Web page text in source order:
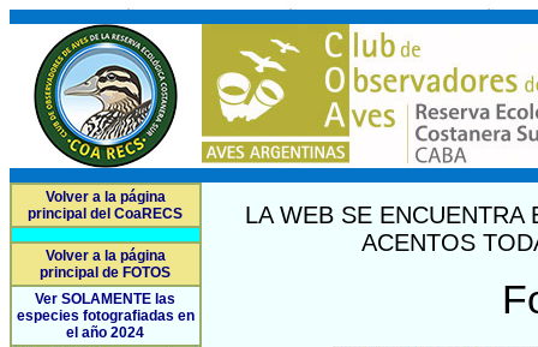
Volver a la página
principal del CoaRECS
Volver a la página
principal de FOTOS
Ver SOLAMENTE las
especies fotografiadas en
el año 2024
LA WEB SE
ACENTOS